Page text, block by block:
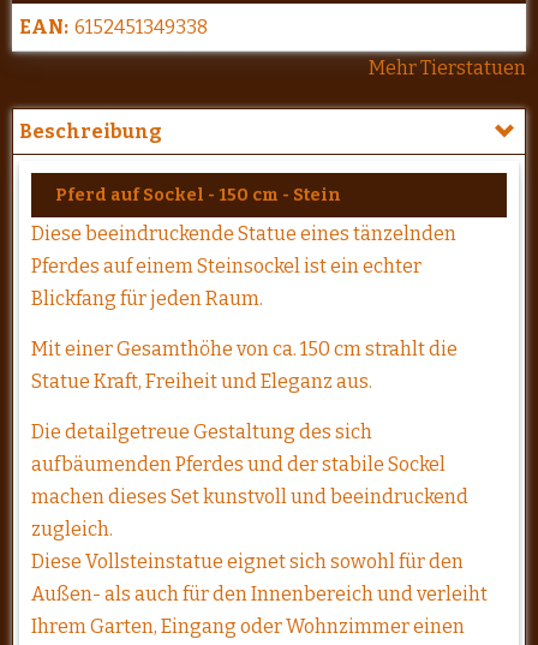
EAN: 6152451349338
Mehr Tierstatuen
Beschreibung
Pferd auf Sockel - 150 cm - Stein
Diese beeindruckende Statue eines tänzelnden
Pferdes auf einem Steinsockel ist ein echter
Blickfang für jeden Raum.
Mit einer Gesamthöhe von ca. 150 cm strahlt die
Statue Kraft, Freiheit und Eleganz aus.
Die detailgetreue Gestaltung des sich
aufbäumenden Pferdes und der stabile Sockel
machen dieses Set kunstvoll und beeindruckend
zugleich.
Diese Vollsteinstatue eignet sich sowohl für den
Außen- als auch für den Innenbereich und verleiht
Ihrem Garten, Eingang oder Wohnzimmer einen